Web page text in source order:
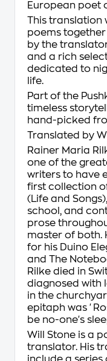
European poet
This translation
poems together
by the
and a rich
dedicated to
life.
Part of the
timeless
hand-picked
Translated by
Rainer Maria
one of the
writers to have
first collection
(Life and Songs)
school, and
prose
master of both.
for his Duino
and The
Rilke died in
diagnosed with
in the
epitaph was
be no-one's
Will Stone is a
translator. His